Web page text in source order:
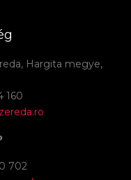
Hargita megye,
160
702